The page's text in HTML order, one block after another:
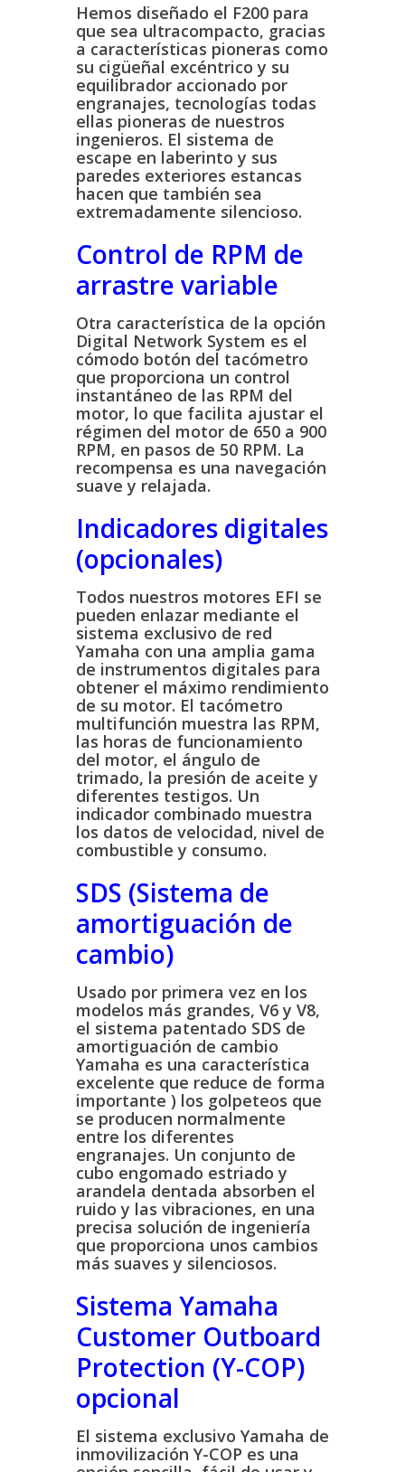
Hemos diseñado el F200 para
que sea ultracompacto, gracias
a características pioneras como
su cigüeñal excéntrico y su
equilibrador accionado por
engranajes, tecnologías todas
ellas pioneras de nuestros
ingenieros. El sistema de
escape en laberinto y sus
paredes exteriores estancas
hacen que también sea
extremadamente silencioso.
Control de RPM de
arrastre variable
Otra característica de la opción
Digital Network System es el
cómodo botón del tacómetro
que proporciona un control
instantáneo de las RPM del
motor, lo que facilita ajustar el
régimen del motor de 650 a 900
RPM, en pasos de 50 RPM. La
recompensa es una navegación
suave y relajada.
Indicadores digitales
(opcionales)
Todos nuestros motores EFI se
pueden enlazar mediante el
sistema exclusivo de red
Yamaha con una amplia gama
de instrumentos digitales para
obtener el máximo rendimiento
de su motor. El tacómetro
multifunción muestra las RPM,
las horas de funcionamiento
del motor, el ángulo de
trimado, la presión de aceite y
diferentes testigos. Un
indicador combinado muestra
los datos de velocidad, nivel de
combustible y consumo.
SDS (Sistema de
amortiguación de
cambio)
Usado por primera vez en los
modelos más grandes, V6 y V8,
el sistema patentado SDS de
amortiguación de cambio
Yamaha es una característica
excelente que reduce de forma
importante ) los golpeteos que
se producen normalmente
entre los diferentes
engranajes. Un conjunto de
cubo engomado estriado y
arandela dentada absorben el
ruido y las vibraciones, en una
precisa solución de ingeniería
que proporciona unos cambios
más suaves y silenciosos.
Sistema Yamaha
Customer Outboard
Protection (Y-COP)
opcional
El sistema exclusivo Yamaha de
inmovilización Y-COP es una